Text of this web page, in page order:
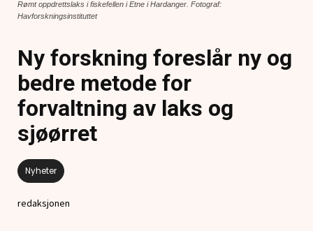
Rømt oppdrettslaks i fiskefellen i Etne i Hardanger. Fotograf:
Havforskningsinstituttet
Ny forskning foreslår ny og
bedre metode for
forvaltning av laks og
sjøørret
Nyheter
redaksjonen